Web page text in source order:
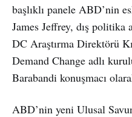
başlıklı panele ABD’nin
James Jeffrey, dış
DC Araştırma Direktörü
Demand Change adlı
Barabandi konuşmacı
ABD’nin yeni Ulusal